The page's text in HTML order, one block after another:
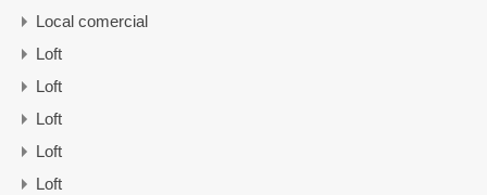
Local comercial
Loft
Loft
Loft
Loft
Loft